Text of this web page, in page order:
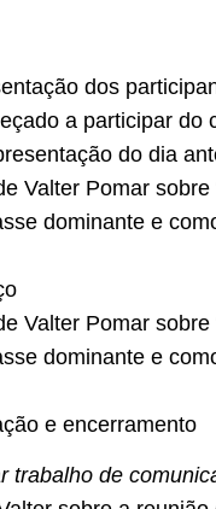
dos
a participar do
do dia
Valter Pomar sobre
dominante e
Valter Pomar sobre
dominante e
e encerramento
trabalho de